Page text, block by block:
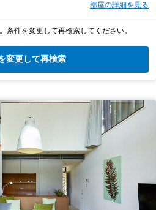
部屋の詳細を見る
条件を変更して再検索してください。
変更して再検索